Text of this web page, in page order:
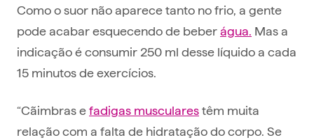
Como o suor não aparece tanto no frio, a gente
pode acabar esquecendo de beberágua. Mas a
indicação é consumir 250 ml desse líquido a cada
15 minutos de exercícios.
“Cãimbras efadigas muscularestêm muita
relação com a falta de hidratação do corpo. Se